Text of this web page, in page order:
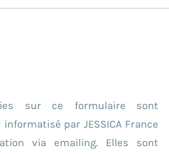
sur ce formulaire sont
par JESSICA France
via emailing. Elles sont